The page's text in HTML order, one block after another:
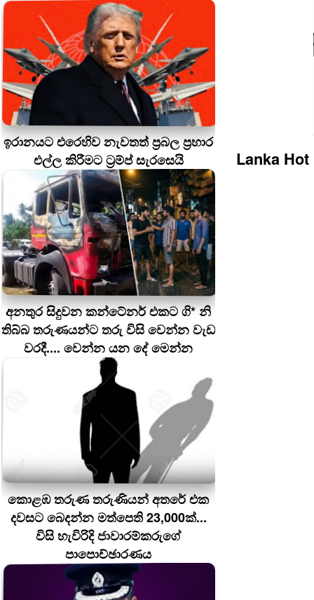
ඉරානයට එරෙහිව නැවතත් ප්‍රබල ප්‍රහාර
එල්ල කිරීමට ට්‍රම්ප් සැරසෙයි
අනතුර සිදුවන කන්ටේනර් එකට ගි* නි
තිබ්බ තරුණයන්ට තරු විසි වෙන්න වැඩ
වරදී.... වෙන්න යන දේ මෙන්න
කොළඹ තරුණ තරුණියන් අතරේ එක
දවසට බෙදන්න මත්පෙති 23,000ක්...
විසි හැවිරිදි ජාවාරම්කරුගේ
පාපොච්ඡාරණය
Lanka